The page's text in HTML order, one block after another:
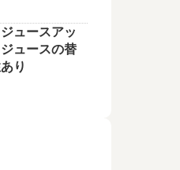
ュースアッ
ュースの替
り